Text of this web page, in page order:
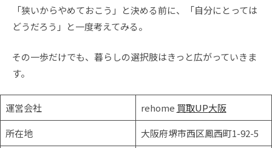
「狭いからやめておこう」と決める前に、「自分にとっては
どうだろう」と一度考えてみる。
その一歩だけでも、暮らしの選択肢はきっと広がっていきま
す。
運営会社 rehome 買取UP大阪
所在地
大阪府堺市西区鳳西町1-92-5